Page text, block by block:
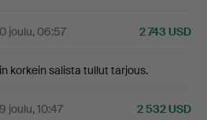
joulu, 06:57 2 743 USD
korkein salista tullut tarjous.
9 joulu, 10:47 2 532 USD